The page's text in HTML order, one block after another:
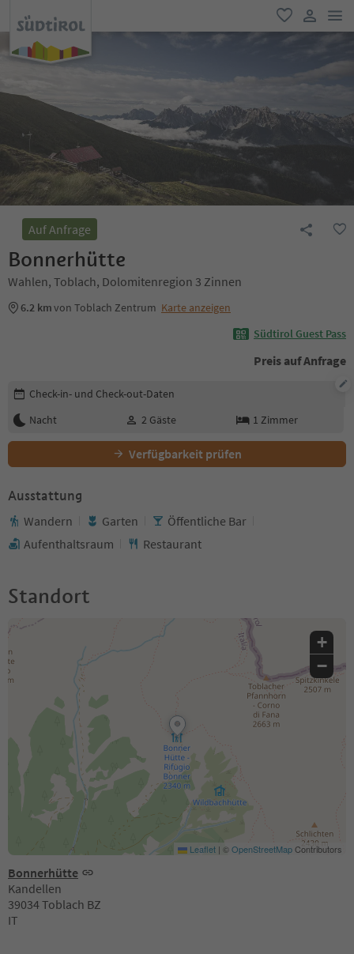
favorit
user link
Auf Anfrage
Bonnerhütte
Wahlen, Toblach, Dolomitenregion 3 Zinnen
6.2 kmvon Toblach Zentrum Karte anzeigen
Südtirol Guest Pass
Preis auf Anfrage
Buchungsdetails bearbeiten
Check-in- und Check-out-Daten
Nacht
2 Gäste 1 Zimmer
Verfügbarkeit prüfen
Ausstattung
Wandern Garten
Öffentliche Bar
Aufenthaltsraum
Restaurant
Standort
Bonnerhütte
Kandellen
39034 Toblach BZ
IT
+
−
Leaflet | ©OpenStreetMapContributors